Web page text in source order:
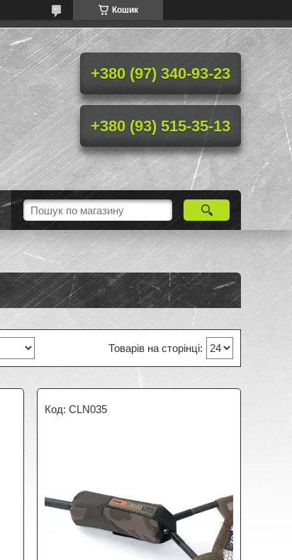
Кошик
+380 (97) 340-93-23
+380 (93) 515-35-13
CLN035